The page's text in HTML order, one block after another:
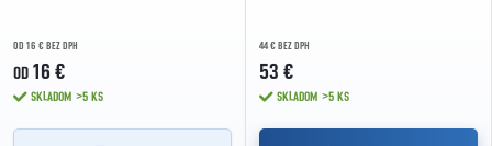
OD 16 € BEZ DPH
OD 16 €
SKLADOM >5 KS
44 € BEZ DPH
53 €
SKLADOM >5 KS